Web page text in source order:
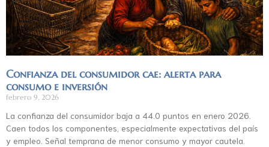
Confianza del consumidor cae: alerta para
consumo e inversión
febrero 9, 2026
La confianza del consumidor baja a 44.0 puntos en enero 2026.
Caen todos los componentes, especialmente expectativas del país
y empleo. Señal temprana de menor consumo y mayor cautela.